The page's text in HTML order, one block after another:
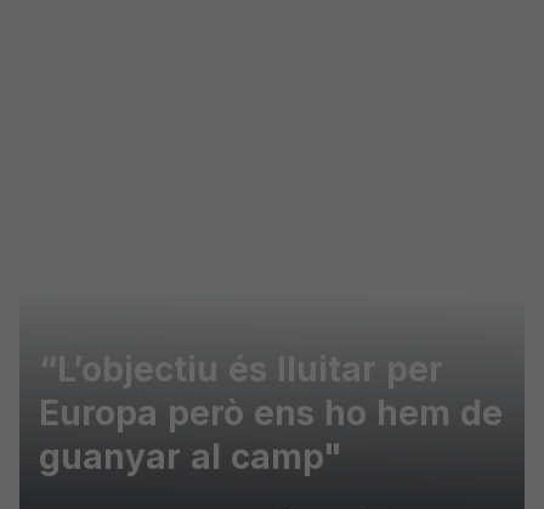
“L’objectiu és lluitar per
Europa però ens ho hem de
guanyar al camp"